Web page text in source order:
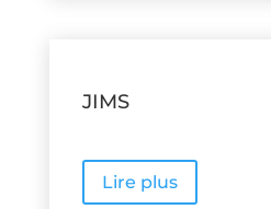
JIMS
Lire plus